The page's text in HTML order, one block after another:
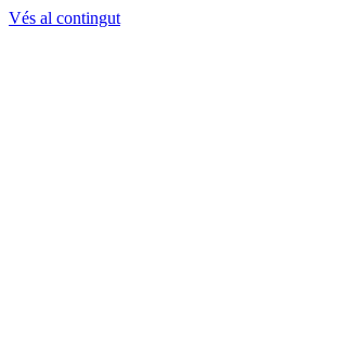
Vés al contingut